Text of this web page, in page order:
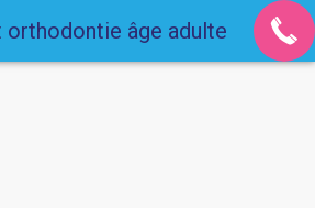
orthodontie âge adulte